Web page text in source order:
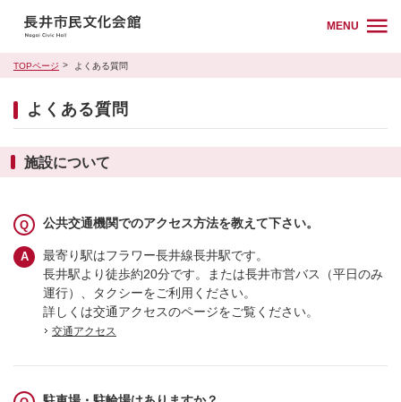
MENU
TOPページ よくある質問
よくある質問
施設について
公共交通機関でのアクセス方法を教えて下さい。
最寄り駅はフラワー長井線長井駅です。
長井駅より徒歩約20分です。または長井市営バス（平日のみ
運行）、タクシーをご利用ください。
詳しくは交通アクセスのページをご覧ください。
交通アクセス